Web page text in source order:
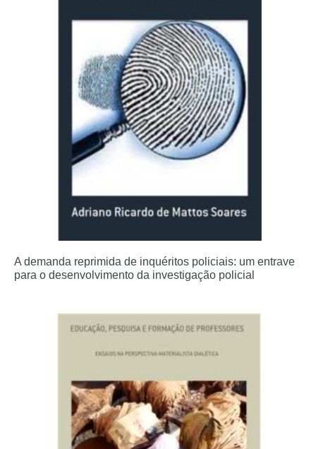
A demanda reprimida de inquéritos policiais: um entrave
para o desenvolvimento da investigação policial